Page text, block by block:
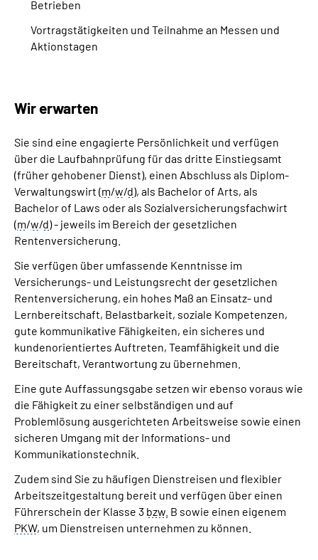
Betrieben
Vortragstätigkeiten und Teilnahme an Messen und
Aktionstagen
Wir erwarten
Sie sind eine engagierte Persönlichkeit und verfügen
über die Laufbahnprüfung für das dritte Einstiegsamt
(früher gehobener Dienst), einen Abschluss als Diplom-
Verwaltungswirt (m/w/d), als Bachelor of Arts, als
Bachelor of Laws oder als Sozialversicherungsfachwirt
(m/w/d) - jeweils im Bereich der gesetzlichen
Rentenversicherung.
Sie verfügen über umfassende Kenntnisse im
Versicherungs- und Leistungsrecht der gesetzlichen
Rentenversicherung, ein hohes Maß an Einsatz- und
Lernbereitschaft, Belastbarkeit, soziale Kompetenzen,
gute kommunikative Fähigkeiten, ein sicheres und
kundenorientiertes Auftreten, Teamfähigkeit und die
Bereitschaft, Verantwortung zu übernehmen.
Eine gute Auffassungsgabe setzen wir ebenso voraus wie
die Fähigkeit zu einer selbständigen und auf
Problemlösung ausgerichteten Arbeitsweise sowie einen
sicheren Umgang mit der Informations- und
Kommunikationstechnik.
Zudem sind Sie zu häufigen Dienstreisen und flexibler
Arbeitszeitgestaltung bereit und verfügen über einen
Führerschein der Klasse 3 bzw. B sowie einen eigenem
PKW, um Dienstreisen unternehmen zu können.